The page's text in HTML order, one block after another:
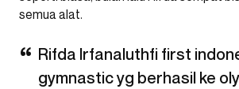
semua alat.
Rifda Irfanaluthfi first
gymnastic yg berhasil ke